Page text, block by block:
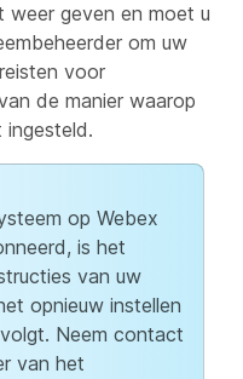
geven en moet u
om uw
voor
de manier waarop
op Webex
is het
van uw
opnieuw instellen
Neem contact
van het